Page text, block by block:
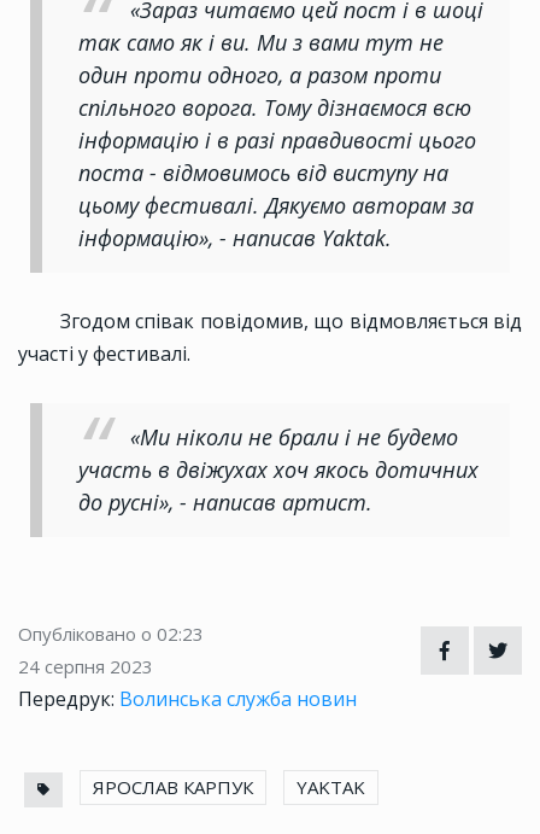
«Зараз читаємо цей пост і в шоці
так само як і ви. Ми з вами тут не
один проти одного, а разом проти
спільного ворога. Тому дізнаємося всю
інформацію і в разі правдивості цього
поста - відмовимось від виступу на
цьому фестивалі. Дякуємо авторам за
інформацію», - написав Yaktak.
Згодом співак повідомив, що відмовляється від
участі у фестивалі.
«Ми ніколи не брали і не будемо
участь в двіжухах хоч якось дотичних
до русні», - написав артист.
Опубліковано о 02:23
24 серпня 2023
Передрук: Волинська служба новин
ЯРОСЛАВ КАРПУК YAKTAK